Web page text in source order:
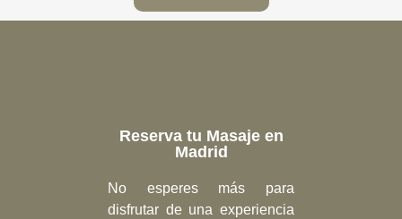
Reserva tu Masaje en
Madrid
No esperes más para
disfrutar de una experiencia